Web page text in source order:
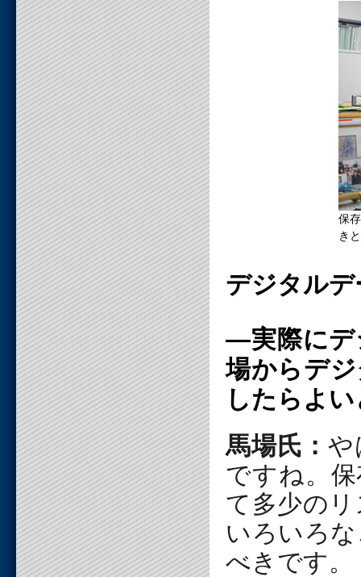
保
き
デジタル
―実際にデ
場からデ
したらよ
馬場氏：や
ですね。
て多少の
いろいろ
べきです。